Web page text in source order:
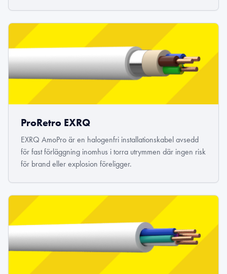
ProRetro EXRQ
EXRQ AmoPro är en halogenfri installationskabel avsedd
för fast förläggning inomhus i torra utrymmen där ingen risk
för brand eller explosion föreligger.